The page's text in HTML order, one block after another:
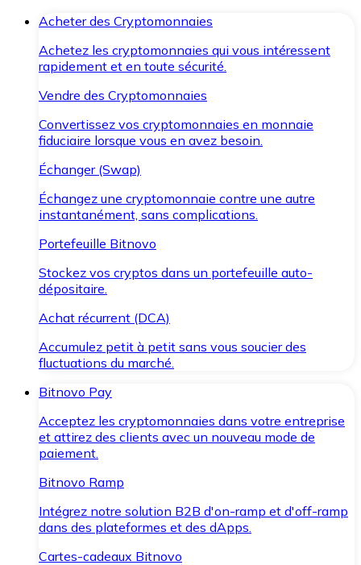
Acheter des Cryptomonnaies
Achetez les cryptomonnaies qui vous intéressent
rapidement et en toute sécurité.
Vendre des Cryptomonnaies
Convertissez vos cryptomonnaies en monnaie
fiduciaire lorsque vous en avez besoin.
Échanger (Swap)
Échangez une cryptomonnaie contre une autre
instantanément, sans complications.
Portefeuille Bitnovo
Stockez vos cryptos dans un portefeuille auto-
dépositaire.
Achat récurrent (DCA)
Accumulez petit à petit sans vous soucier des
fluctuations du marché.
Bitnovo Pay
Acceptez les cryptomonnaies dans votre entreprise
et attirez des clients avec un nouveau mode de
paiement.
Bitnovo Ramp
Intégrez notre solution B2B d'on-ramp et d'off-ramp
dans des plateformes et des dApps.
Cartes-cadeaux Bitnovo